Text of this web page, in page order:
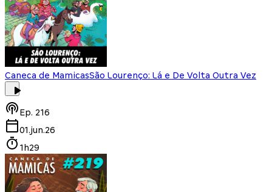
Caneca de MamicasSão Lourenço: Lá e De Volta Outra Vez
Ep. 216
01.jun.26
1h29